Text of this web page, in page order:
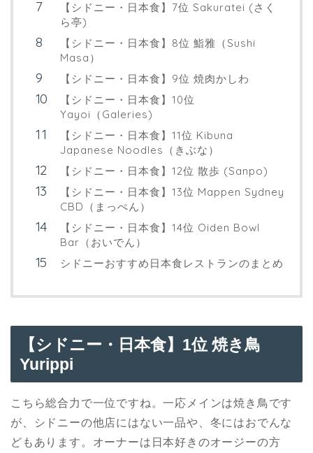
【シドニー・日本食】7位 Sakuratei (さく
ら亭)
【シドニー・日本食】8位 鮨雅（Sushi
Masa）
【シドニー・日本食】9位 焼肉かしわ
【シドニー・日本食】10位
Yayoi（Galeries)
【シドニー・日本食】11位 Kibuna
Japanese Noodles（きぶな）
【シドニー・日本食】12位 散歩 (Sanpo)
【シドニー・日本食】13位 Mappen Sydney
CBD（まっぺん）
【シドニー・日本食】14位 Oiden Bowl
Bar（おいでん）
シドニーおすすめ日本食レストランのまとめ
【シドニー・日本食】1位 焼き鳥
Yurippi
こちら総合力で一位ですね。一応メインは焼き鳥です
が、シドニーの他店にはない一品や、冬にはおでんな
どもあります。オーナーは日本好きのオージーの方